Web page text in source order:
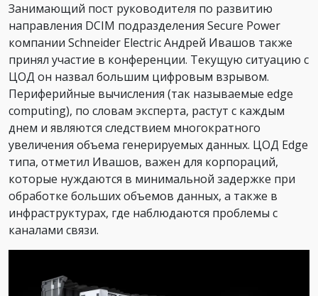
Занимающий пост руководителя по развитию
направления DCIM подразделения Secure Power
компании Schneider Electric Андрей Ивашов также
принял участие в конференции. Текущую ситуацию с
ЦОД он назвал большим цифровым взрывом.
Периферийные вычисления (так называемые edge
computing), по словам эксперта, растут с каждым
днем и являются следствием многократного
увеличения объема генерируемых данных. ЦОД Edge
типа, отметил Ивашов, важен для корпораций,
которые нуждаются в минимальной задержке при
обработке больших объемов данных, а также в
инфраструктурах, где наблюдаются проблемы с
каналами связи.